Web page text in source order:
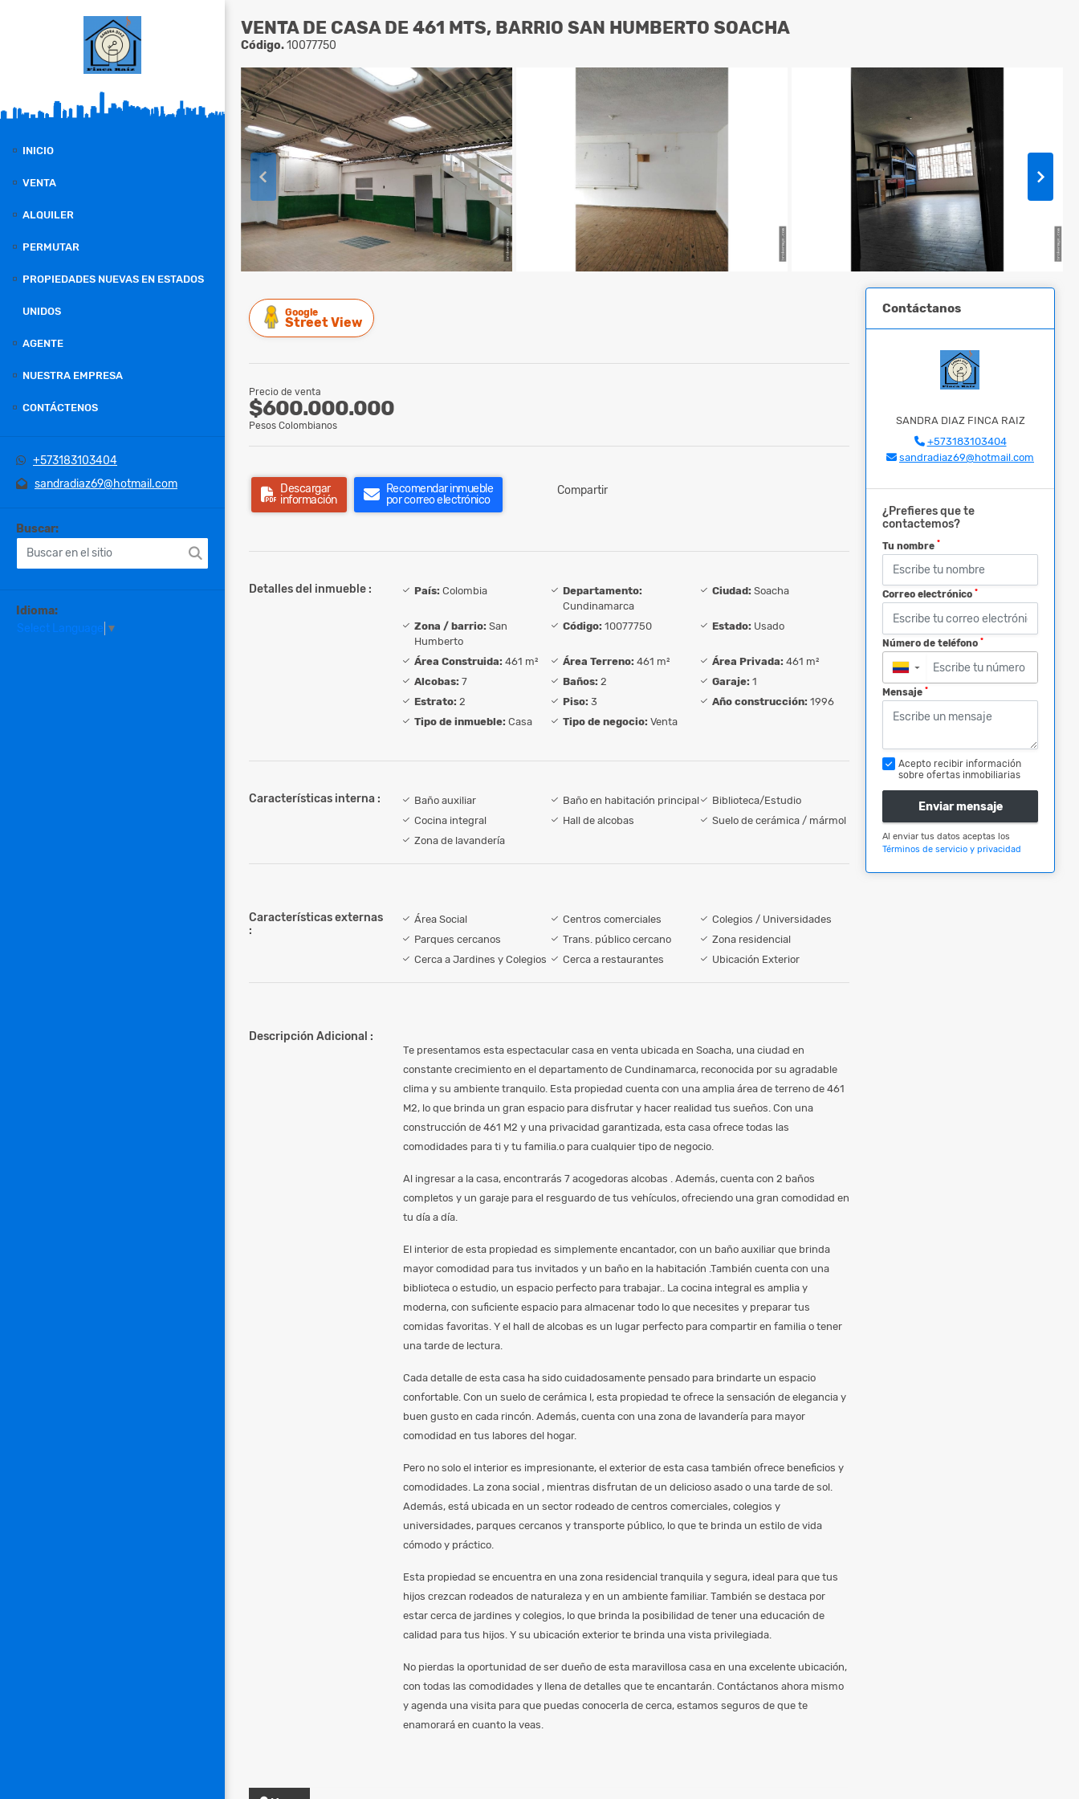
INICIO
VENTA
ALQUILER
PERMUTAR
PROPIEDADES NUEVAS EN ESTADOS
UNIDOS
AGENTE
NUESTRA EMPRESA
CONTÁCTENOS
+573183103404
sandradiaz69@hotmail.com
Buscar:
Idioma:
Select Language ▼
VENTA DE CASA DE 461 MTS, BARRIO SAN HUMBERTO SOACHA
Código.10077750
Google
Street View
Precio de venta
$600.000.000
Pesos Colombianos
Descargar
información
Recomendar inmueble
por correo electrónico
Compartir
Detalles del inmueble : País: Colombia
Departamento:
Cundinamarca
Ciudad: Soacha
Zona / barrio: San
Humberto
Código: 10077750 Estado: Usado
Área Construida: 461 m² Área Terreno: 461 m² Área Privada: 461 m²
Alcobas: 7 Baños: 2 Garaje: 1
Estrato: 2 Piso: 3 Año construcción: 1996
Tipo de inmueble: Casa Tipo de negocio: Venta
Características interna : Baño auxiliar Baño en habitación principal
Biblioteca/Estudio
Cocina integral
Hall de alcobas
Suelo de cerámica / mármol
Zona de lavandería
Características externas
:
Área Social Centros comerciales
Colegios / Universidades
Parques cercanos
Trans. público cercano
Zona residencial
Cerca a Jardines y Colegios
Cerca a restaurantes Ubicación Exterior
Descripción Adicional :
Te presentamos esta espectacular casa en venta ubicada en Soacha, una ciudad en
constante crecimiento en el departamento de Cundinamarca, reconocida por su agradable
clima y su ambiente tranquilo. Esta propiedad cuenta con una amplia área de terreno de 461
M2, lo que brinda un gran espacio para disfrutar y hacer realidad tus sueños. Con una
construcción de 461 M2 y una privacidad garantizada, esta casa ofrece todas las
comodidades para ti y tu familia.o para cualquier tipo de negocio.
Al ingresar a la casa, encontrarás 7 acogedoras alcobas . Además, cuenta con 2 baños
completos y un garaje para el resguardo de tus vehículos, ofreciendo una gran comodidad en
tu día a día.
El interior de esta propiedad es simplemente encantador, con un baño auxiliar que brinda
mayor comodidad para tus invitados y un baño en la habitación .También cuenta con una
biblioteca o estudio, un espacio perfecto para trabajar.. La cocina integral es amplia y
moderna, con suficiente espacio para almacenar todo lo que necesites y preparar tus
comidas favoritas. Y el hall de alcobas es un lugar perfecto para compartir en familia o tener
una tarde de lectura.
Cada detalle de esta casa ha sido cuidadosamente pensado para brindarte un espacio
confortable. Con un suelo de cerámica l, esta propiedad te ofrece la sensación de elegancia y
buen gusto en cada rincón. Además, cuenta con una zona de lavandería para mayor
comodidad en tus labores del hogar.
Pero no solo el interior es impresionante, el exterior de esta casa también ofrece beneficios y
comodidades. La zona social , mientras disfrutan de un delicioso asado o una tarde de sol.
Además, está ubicada en un sector rodeado de centros comerciales, colegios y
universidades, parques cercanos y transporte público, lo que te brinda un estilo de vida
cómodo y práctico.
Esta propiedad se encuentra en una zona residencial tranquila y segura, ideal para que tus
hijos crezcan rodeados de naturaleza y en un ambiente familiar. También se destaca por
estar cerca de jardines y colegios, lo que brinda la posibilidad de tener una educación de
calidad para tus hijos. Y su ubicación exterior te brinda una vista privilegiada.
No pierdas la oportunidad de ser dueño de esta maravillosa casa en una excelente ubicación,
con todas las comodidades y llena de detalles que te encantarán. Contáctanos ahora mismo
y agenda una visita para que puedas conocerla de cerca, estamos seguros de que te
enamorará en cuanto la veas.
Contáctanos
SANDRA DIAZ FINCA RAIZ
+573183103404
sandradiaz69@hotmail.com
¿Prefieres que te
contactemos?
Tu nombre *
Correo electrónico *
Número de teléfono *
▼
Mensaje *
Acepto recibir información
sobre ofertas inmobiliarias
Enviar mensaje
Al enviar tus datos aceptas los
Términos de servicio y privacidad